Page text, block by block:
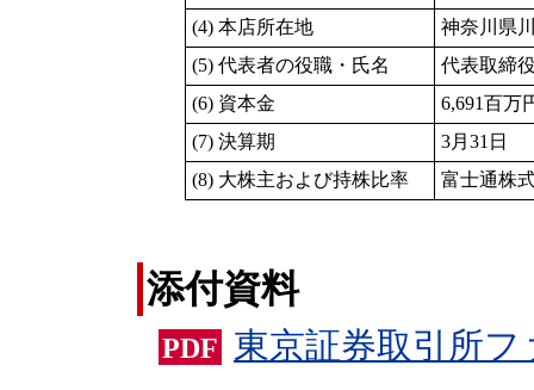
(4) 本店所在地
神奈川県
(5) 代表者の役職・氏名
代表取締
(6) 資本金
6,691百万
(7) 決算期
3月31日
(8) 大株主および持株比率
富士通株
添付資料
PDF 東京証券取引所